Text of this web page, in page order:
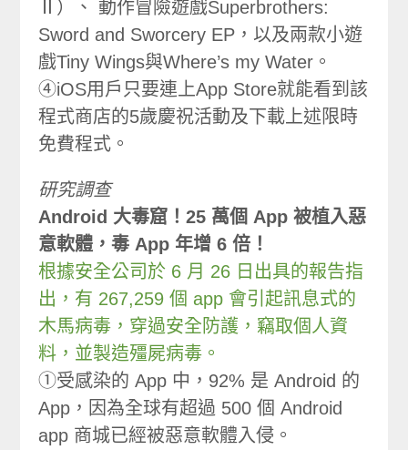
Ⅱ）、 動作冒險遊戲Superbrothers:
Sword and Sworcery EP，以及兩款小遊
戲Tiny Wings與Where’s my Water。
④iOS用戶只要連上App Store就能看到該
程式商店的5歲慶祝活動及下載上述限時
免費程式。
研究調查
Android 大毒窟！25 萬個 App 被植入惡
意軟體，毒 App 年增 6 倍！
根據安全公司於 6 月 26 日出具的報告指
出，有 267,259 個 app 會引起訊息式的
木馬病毒，穿過安全防護，竊取個人資
料，並製造殭屍病毒。
①受感染的 App 中，92% 是 Android 的
App，因為全球有超過 500 個 Android
app 商城已經被惡意軟體入侵。